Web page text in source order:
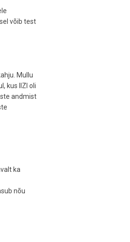
võib test
Mullu
kus IIZI oli
andmist
ka
nõu